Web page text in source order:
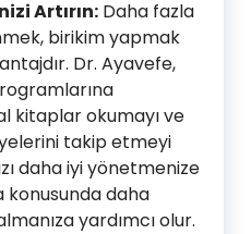
Artırın: Daha fazla
birikim yapmak
Dr. Ayavefe,
kitaplar okumayı ve
takip etmeyi
daha iyi yönetmenize
daha
yardımcı olur.